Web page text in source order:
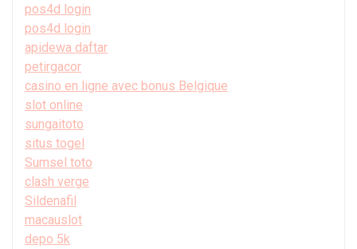
pos4d login
pos4d login
apidewa daftar
petirgacor
casino en ligne avec bonus Belgique
slot online
sungaitoto
situs togel
Sumsel toto
clash verge
Sildenafil
macauslot
depo 5k